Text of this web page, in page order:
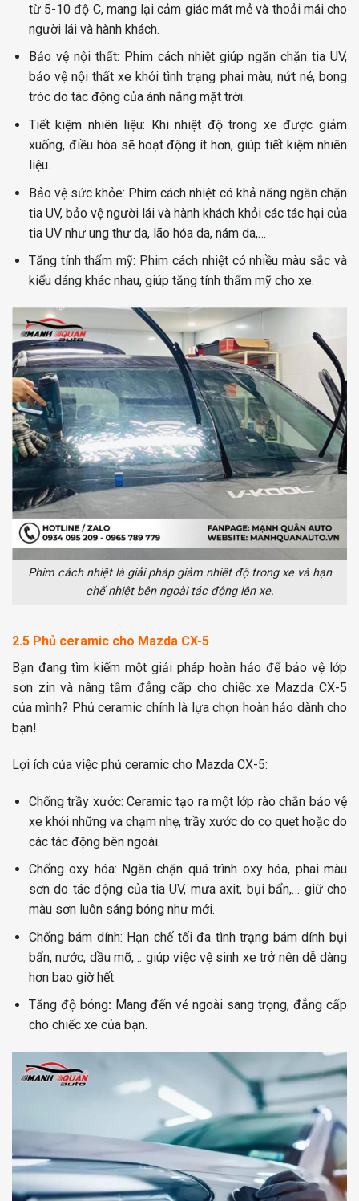
từ 5-10 độ C, mang lại cảm giác mát mẻ và thoải mái cho
người lái và hành khách.
Bảo vệ nội thất: Phim cách nhiệt giúp ngăn chặn tia UV,
bảo vệ nội thất xe khỏi tình trạng phai màu, nứt nẻ, bong
tróc do tác động của ánh nắng mặt trời.
Tiết kiệm nhiên liệu: Khi nhiệt độ trong xe được giảm
xuống, điều hòa sẽ hoạt động ít hơn, giúp tiết kiệm nhiên
liệu.
Bảo vệ sức khỏe: Phim cách nhiệt có khả năng ngăn chặn
tia UV, bảo vệ người lái và hành khách khỏi các tác hại của
tia UV như ung thư da, lão hóa da, nám da,…
Tăng tính thẩm mỹ: Phim cách nhiệt có nhiều màu sắc và
kiểu dáng khác nhau, giúp tăng tính thẩm mỹ cho xe.
Phim cách nhiệt là giải pháp giảm nhiệt độ trong xe và hạn
chế nhiệt bên ngoài tác động lên xe.
2.5 Phủ ceramic cho Mazda CX-5
Bạn đang tìm kiếm một giải pháp hoàn hảo để bảo vệ lớp
sơn zin và nâng tầm đẳng cấp cho chiếc xe Mazda CX-5
của mình? Phủ ceramic chính là lựa chọn hoàn hảo dành cho
bạn!
Lợi ích của việc phủ ceramic cho Mazda CX-5:
Chống trầy xước: Ceramic tạo ra một lớp rào chắn bảo vệ
xe khỏi những va chạm nhẹ, trầy xước do cọ quẹt hoặc do
các tác động bên ngoài.
Chống oxy hóa: Ngăn chặn quá trình oxy hóa, phai màu
sơn do tác động của tia UV, mưa axit, bụi bẩn,… giữ cho
màu sơn luôn sáng bóng như mới.
Chống bám dính: Hạn chế tối đa tình trạng bám dính bụi
bẩn, nước, dầu mỡ,… giúp việc vệ sinh xe trở nên dễ dàng
hơn bao giờ hết.
Tăng độ bóng:Mang đến vẻ ngoài sang trọng, đẳng cấp
cho chiếc xe của bạn.